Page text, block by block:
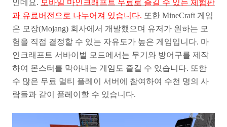
인데요. 모바일 마인크래프트 무료로 즐길 수 있는 체험판
과 유료버전으로 나누어져 있습니다. 또한 MineCraft 게임
은 모장(Mojang) 회사에서 개발했으며 유저가 원하는 모
험을 직접 결정할 수 있는 자유도가 높은 게임입니다. 마
인크래프트 서바이벌 모드에서는 무기와 방어구를 제작
하여 몬스터를 막아내는 게임도 즐길 수 있습니다. 또한
수 많은 무료 멀티 플레이 서버에 참여하여 수천 명의 사
람들과 같이 플레이할 수 있습니다.